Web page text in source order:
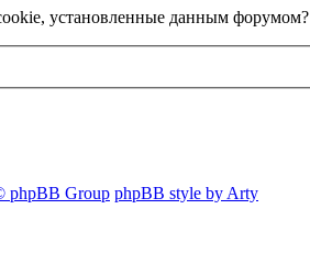
установленные данным форумом?
phpBB Group phpBB style by Arty